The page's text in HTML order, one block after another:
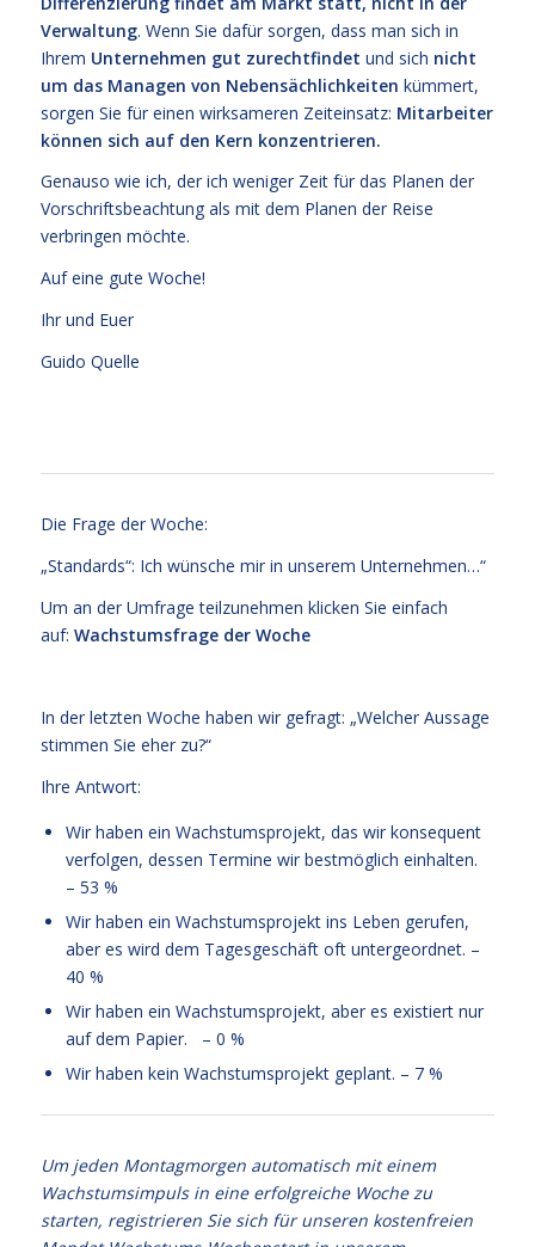
Verwaltung. Wenn Sie dafür sorgen, dass man sich in
Ihrem Unternehmen gut zurechtfindet und sich nicht
um das Managen von Nebensächlichkeiten kümmert,
sorgen Sie für einen wirksameren Zeiteinsatz: Mitarbeiter
können sich auf den Kern konzentrieren.
Genauso wie ich, der ich weniger Zeit für das Planen der
Vorschriftsbeachtung als mit dem Planen der Reise
verbringen möchte.
Auf eine gute Woche!
Ihr und Euer
Guido Quelle
Die Frage der Woche:
„Standards“: Ich wünsche mir in unserem Unternehmen…“
Um an der Umfrage teilzunehmen klicken Sie einfach
auf: Wachstumsfrage der Woche
In der letzten Woche haben wir gefragt: „Welcher Aussage
stimmen Sie eher zu?“
Ihre Antwort:
Wir haben ein Wachstumsprojekt, das wir konsequent
verfolgen, dessen Termine wir bestmöglich einhalten.
– 53 %
Wir haben ein Wachstumsprojekt ins Leben gerufen,
aber es wird dem Tagesgeschäft oft untergeordnet. –
40 %
Wir haben ein Wachstumsprojekt, aber es existiert nur
auf dem Papier. – 0 %
Wir haben kein Wachstumsprojekt geplant. – 7 %
Um jeden Montagmorgen automatisch mit einem
Wachstumsimpuls in eine erfolgreiche Woche zu
starten, registrieren Sie sich für unseren kostenfreien